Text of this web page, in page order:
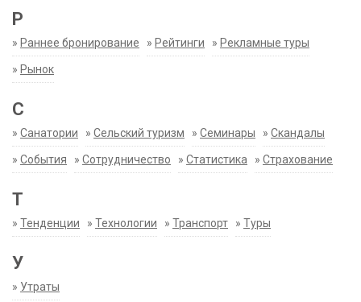
Р
» Раннее бронирование » Рейтинги » Рекламные туры
» Рынок
С
» Санатории » Сельский туризм » Семинары » Скандалы
» События » Сотрудничество » Статистика » Страхование
Т
» Тенденции » Технологии » Транспорт » Туры
У
» Утраты